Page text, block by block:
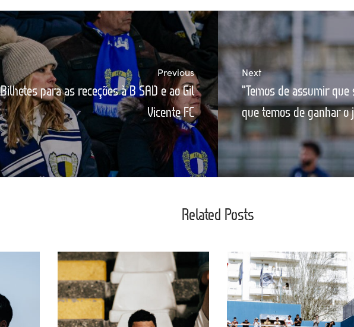
Previous
Bilhetes para as receções à B SAD e ao Gil
Vicente FC
Next
"Temos de assumir
que temos de ganhar o
Related Posts